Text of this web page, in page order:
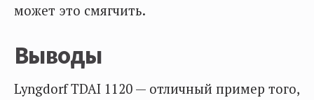
может это смягчить.
Выводы
Lyngdorf TDAI 1120 — отличный пример того,